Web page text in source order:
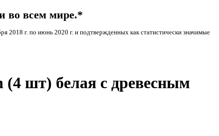
во всем мире.*
г. по июнь 2020 г. и подтвержденных как статистически значимые
шт) белая с древесным